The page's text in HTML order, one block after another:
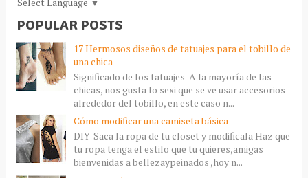
POPULAR POSTS
17 Hermosos diseños de tatuajes para el tobillo de
una chica
Significado de los tatuajes A la mayoría de las
chicas, nos gusta lo sexi que se ve usar accesorios
alrededor del tobillo, en este caso n...
Cómo modificar una camiseta básica
DIY-Saca la ropa de tu closet y modificala Haz que
tu ropa tenga el estilo que tu quieres,amigas
bienvenidas a bellezaypeinados ,hoy n...